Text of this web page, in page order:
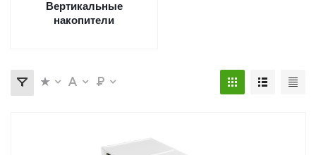
Вертикальные
накопители